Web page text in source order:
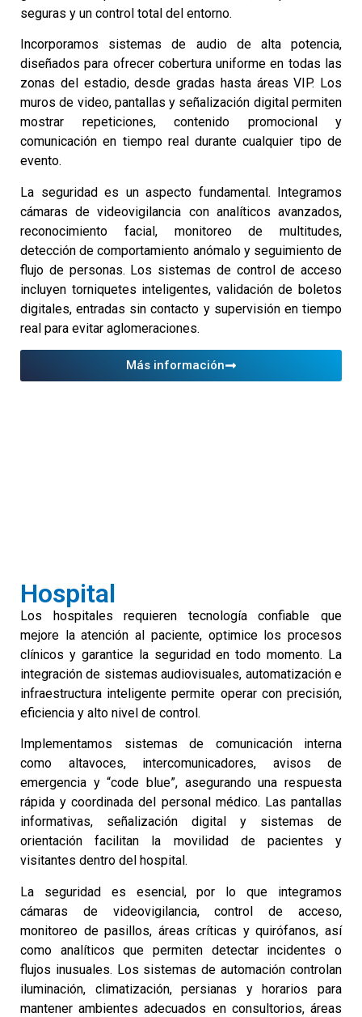
seguras y un control total del entorno.
Incorporamos sistemas de audio de alta potencia,
diseñados para ofrecer cobertura uniforme en todas las
zonas del estadio, desde gradas hasta áreas VIP. Los
muros de video, pantallas y señalización digital permiten
mostrar repeticiones, contenido promocional y
comunicación en tiempo real durante cualquier tipo de
evento.
La seguridad es un aspecto fundamental. Integramos
cámaras de videovigilancia con analíticos avanzados,
reconocimiento facial, monitoreo de multitudes,
detección de comportamiento anómalo y seguimiento de
flujo de personas. Los sistemas de control de acceso
incluyen torniquetes inteligentes, validación de boletos
digitales, entradas sin contacto y supervisión en tiempo
real para evitar aglomeraciones.
Más información
Hospital
Los hospitales requieren tecnología confiable que
mejore la atención al paciente, optimice los procesos
clínicos y garantice la seguridad en todo momento. La
integración de sistemas audiovisuales, automatización e
infraestructura inteligente permite operar con precisión,
eficiencia y alto nivel de control.
Implementamos sistemas de comunicación interna
como altavoces, intercomunicadores, avisos de
emergencia y “code blue”, asegurando una respuesta
rápida y coordinada del personal médico. Las pantallas
informativas, señalización digital y sistemas de
orientación facilitan la movilidad de pacientes y
visitantes dentro del hospital.
La seguridad es esencial, por lo que integramos
cámaras de videovigilancia, control de acceso,
monitoreo de pasillos, áreas críticas y quirófanos, así
como analíticos que permiten detectar incidentes o
flujos inusuales. Los sistemas de automación controlan
iluminación, climatización, persianas y horarios para
mantener ambientes adecuados en consultorios, áreas